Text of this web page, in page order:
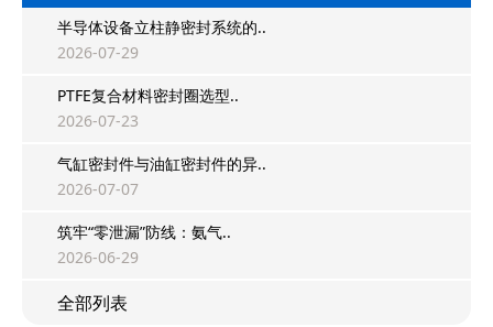
半导体设备立柱静密封系统的..
2026-07-29
PTFE复合材料密封圈选型..
2026-07-23
气缸密封件与油缸密封件的异..
2026-07-07
筑牢“零泄漏”防线：氨气..
2026-06-29
全部列表